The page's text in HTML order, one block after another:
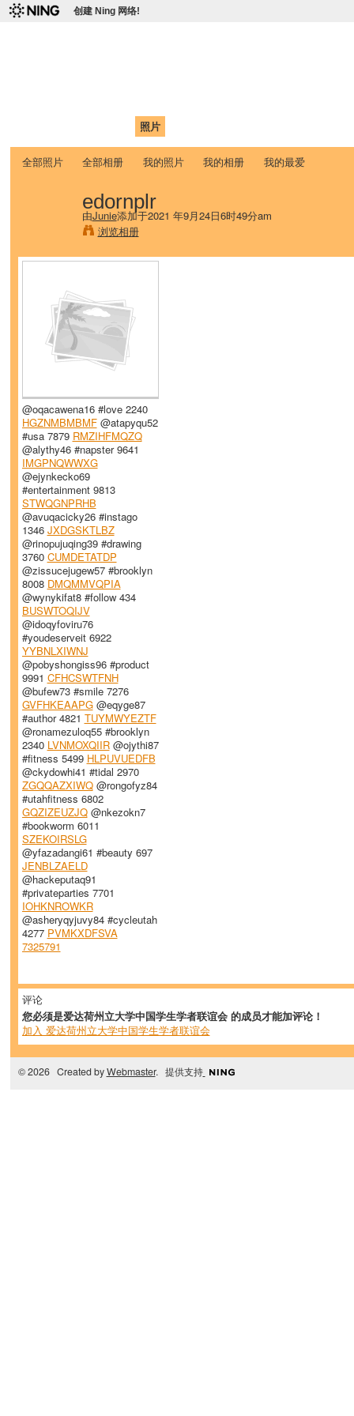
创建 Ning 网络!
照片
全部照片 全部相册 我的照片 我的相册 我的最爱
edornplr
由Junie添加于2021 年9月24日6时49分am
浏览相册
@oqacawena16 #love 2240
HGZNMBMBMF@atapyqu52
#usa 7879 RMZIHFMQZQ
@alythy46 #napster 9641
IMGPNQWWXG
@ejynkecko69
#entertainment 9813
STWQGNPRHB
@avuqacicky26 #instago
1346 JXDGSKTLBZ
@rinopujuqing39 #drawing
3760 CUMDETATDP
@zissucejugew57 #brooklyn
8008 DMQMMVQPIA
@wynykifat8 #follow 434
BUSWTOQIJV
@idoqyfoviru76
#youdeserveit 6922
YYBNLXIWNJ
@pobyshongiss96 #product
9991 CFHCSWTFNH
@bufew73 #smile 7276
GVFHKEAAPG@eqyge87
#author 4821 TUYMWYEZTF
@ronamezuloq55 #brooklyn
2340 LVNMOXQIIR@ojythi87
#fitness 5499 HLPUVUEDFB
@ckydowhi41 #tidal 2970
ZGQQAZXIWQ@rongofyz84
#utahfitness 6802
GQZIZEUZJQ@nkezokn7
#bookworm 6011
SZEKOIRSLG
@yfazadangi61 #beauty 697
JENBLZAELD
@hackeputaq91
#privateparties 7701
IOHKNROWKR
@asheryqyjuvy84 #cycleutah
4277 PVMKXDFSVA
7325791
评论
您必须是爱达荷州立大学中国学生学者联谊会 的成员才能加评论！
加入 爱达荷州立大学中国学生学者联谊会
© 2026 Created byWebmaster. 提供支持